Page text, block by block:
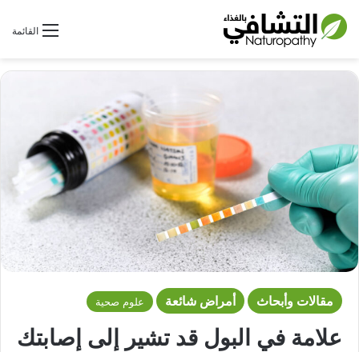
القائمةبحث عن
مقالات وأبحاث أمراض شائعة علوم صحية
علامة في البول قد تشير إلى إصابتك